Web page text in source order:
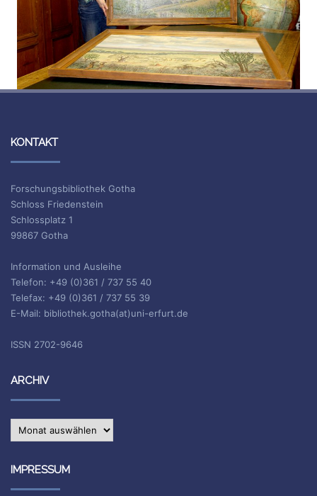
KONTAKT
Forschungsbibliothek Gotha
Schloss Friedenstein
Schlossplatz 1
99867 Gotha
Information und Ausleihe
Telefon: +49 (0)361 / 737 55 40
Telefax: +49 (0)361 / 737 55 39
E-Mail: bibliothek.gotha(at)uni-erfurt.de
ISSN 2702-9646
ARCHIV
Archiv
IMPRESSUM